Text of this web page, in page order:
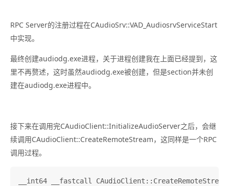
RPC Server的注册过程在CAudioSrv::VAD_AudiosrvServiceStart
中实现。
最终创建audiodg.exe进程，关于进程创建我在上面已经提到，这
里不再赘述，这时虽然audiodg.exe被创建，但是section并未创
建在audiodg.exe进程中。
接下来在调用完CAudioClient::InitializeAudioServer之后，会继
续调用CAudioClient::CreateRemoteStream，这同样是一个RPC
调用过程。
__int64 __fastcall